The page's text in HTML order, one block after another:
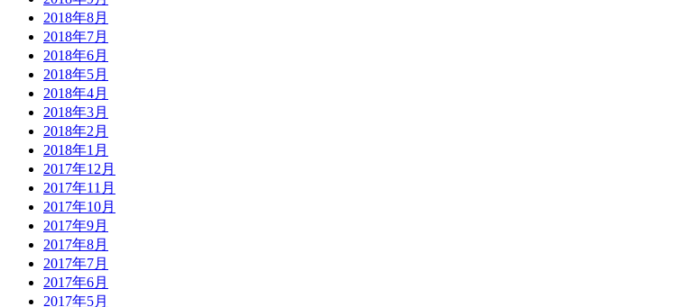
2018年8月
2018年7月
2018年6月
2018年5月
2018年4月
2018年3月
2018年2月
2018年1月
2017年12月
2017年11月
2017年10月
2017年9月
2017年8月
2017年7月
2017年6月
2017年5月